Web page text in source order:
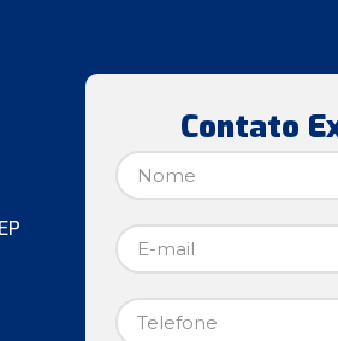
Contato